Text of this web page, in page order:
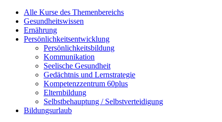
Alle Kurse des Themenbereichs
Gesundheitswissen
Ernährung
Persönlichkeitsentwicklung
Persönlichkeitsbildung
Kommunikation
Seelische Gesundheit
Gedächtnis und Lernstrategie
Kompetenzzentrum 60plus
Elternbildung
Selbstbehauptung / Selbstverteidigung
Bildungsurlaub